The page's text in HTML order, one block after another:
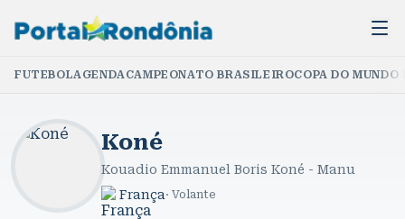
FUTEBOLAGENDACAMPEONATO BRASILEIROCOPA DO
Koné
Kouadio Emmanuel Boris Koné - Manu
França · Volante